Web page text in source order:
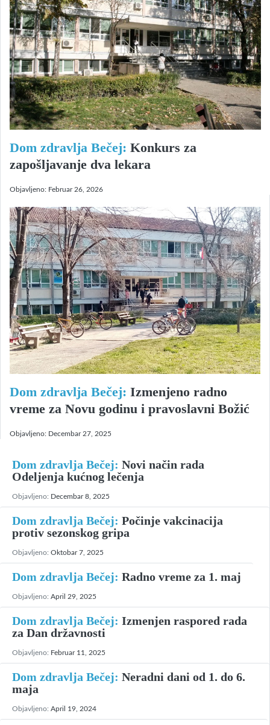
Dom zdravlja Bečej: Konkurs za
zapošljavanje dva lekara
Objavljeno: Februar 26, 2026
Dom zdravlja Bečej: Izmenjeno radno
vreme za Novu godinu i pravoslavni Božić
Objavljeno: Decembar 27, 2025
Dom zdravlja Bečej: Novi način rada
Odeljenja kućnog lečenja
Objavljeno: Decembar 8, 2025
Dom zdravlja Bečej: Počinje vakcinacija
protiv sezonskog gripa
Objavljeno: Oktobar 7, 2025
Dom zdravlja Bečej: Radno vreme za 1. maj
Objavljeno: April 29, 2025
Dom zdravlja Bečej: Izmenjen raspored rada
za Dan državnosti
Objavljeno: Februar 11, 2025
Dom zdravlja Bečej: Neradni dani od 1. do 6.
maja
Objavljeno: April 19, 2024